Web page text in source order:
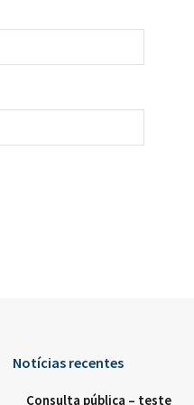
Notícias recentes
Consulta pública – teste